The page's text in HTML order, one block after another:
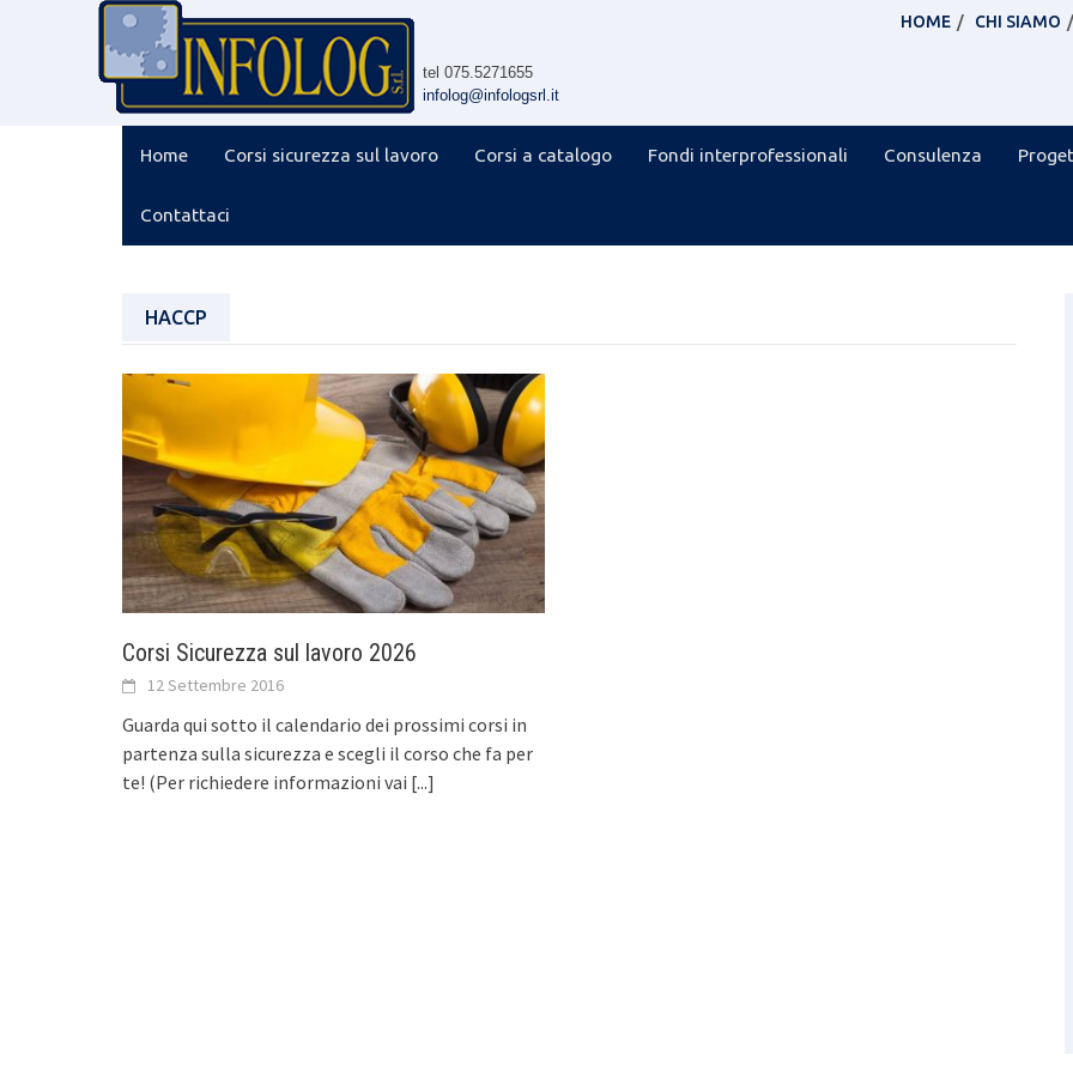
tel 075.5271655
infolog@infologsrl.it
HOME CHI SIAMO
Home Corsi sicurezza sul lavoro Corsi a catalogo Fondi interprofessionali Consulenza
Contattaci
HACCP
Corsi Sicurezza sul lavoro 2026
12 Settembre 2016
Guarda qui sotto il calendario dei prossimi corsi in
partenza sulla sicurezza e scegli il corso che fa per
te! (Per richiedere informazioni vai [...]